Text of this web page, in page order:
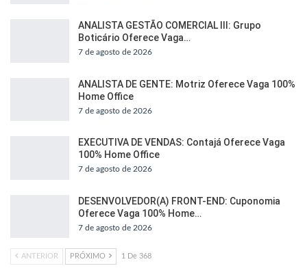
ANALISTA GESTÃO COMERCIAL III: Grupo
Boticário Oferece Vaga…
7 de agosto de 2026
ANALISTA DE GENTE: Motriz Oferece Vaga 100%
Home Office
7 de agosto de 2026
EXECUTIVA DE VENDAS: Contajá Oferece Vaga
100% Home Office
7 de agosto de 2026
DESENVOLVEDOR(A) FRONT-END: Cuponomia
Oferece Vaga 100% Home…
7 de agosto de 2026
ANTERIOR PRÓXIMO 1 De 368